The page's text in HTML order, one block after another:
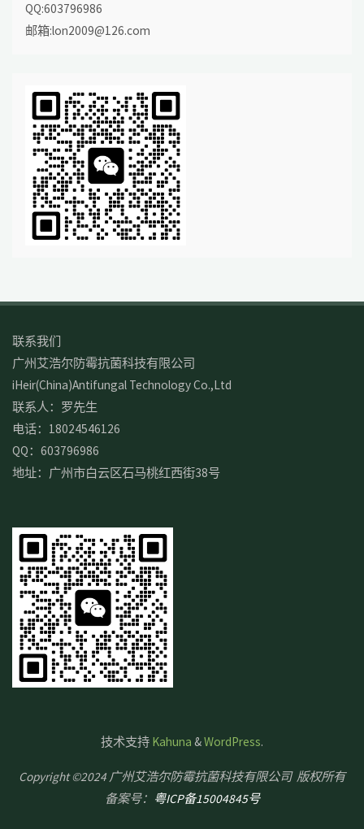
QQ:603796986
邮箱:lon2009@126.com
联系我们
广州艾浩尔防霉抗菌科技有限公司
iHeir(China)Antifungal Technology Co.,Ltd
联系人：罗先生
电话：18024546126
QQ：603796986
地址：广州市白云区石马桃红西街38号
技术支持 Kahuna &WordPress.
Copyright ©2024 广州艾浩尔防霉抗菌科技有限公司 版权所有
备案号： 粤ICP备15004845号